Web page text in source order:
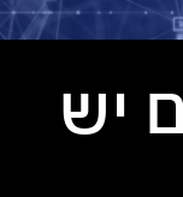
יש